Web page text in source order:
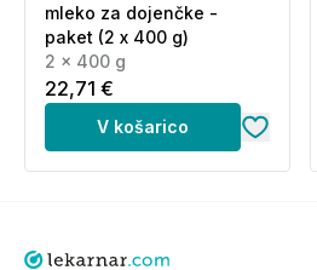
mleko za dojenčke -
paket (2 x 400 g)
2 x 400 g
22,71 €
V košarico